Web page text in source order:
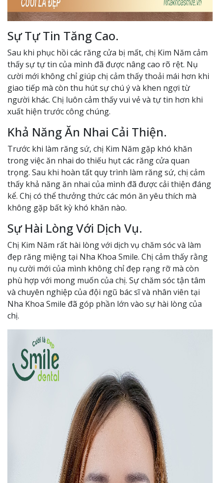
Sự Tự Tin Tăng Cao.
Sau khi phục hồi các răng cửa bị mất, chị Kim Năm cảm
thấy sự tự tin của mình đã được nâng cao rõ rệt. Nụ
cười mới không chỉ giúp chị cảm thấy thoải mái hơn khi
giao tiếp mà còn thu hút sự chú ý và khen ngợi từ
người khác. Chị luôn cảm thấy vui vẻ và tự tin hơn khi
xuất hiện trước công chúng.
Khả Năng Ăn Nhai Cải Thiện.
Trước khi làm răng sứ, chị Kim Năm gặp khó khăn
trong việc ăn nhai do thiếu hụt các răng cửa quan
trọng. Sau khi hoàn tất quy trình làm răng sứ, chị cảm
thấy khả năng ăn nhai của mình đã được cải thiện đáng
kể. Chị có thể thưởng thức các món ăn yêu thích mà
không gặp bất kỳ khó khăn nào.
Sự Hài Lòng Với Dịch Vụ.
Chị Kim Năm rất hài lòng với dịch vụ chăm sóc và làm
đẹp răng miệng tại Nha Khoa Smile. Chị cảm thấy rằng
nụ cười mới của mình không chỉ đẹp rạng rỡ mà còn
phù hợp với mong muốn của chị. Sự chăm sóc tận tâm
và chuyên nghiệp của đội ngũ bác sĩ và nhân viên tại
Nha Khoa Smile đã góp phần lớn vào sự hài lòng của
chị.